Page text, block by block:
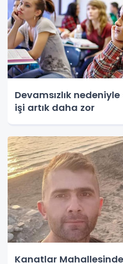
Devamsızlık
işi artık daha zor
Kanatlar